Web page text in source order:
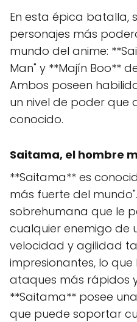
En esta épica batalla,
personajes más
mundo del anime:
Man" y **Majín Boo**
Ambos poseen
un nivel de poder que
conocido.
Saitama, el hombre
**Saitama** es
más fuerte del
sobrehumana que le
cualquier enemigo de
velocidad y agilidad
impresionantes, lo
ataques más rápidos
**Saitama** posee
que puede soportar